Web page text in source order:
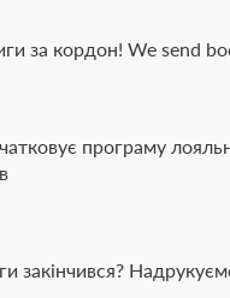
за кордон! We send
програму
закінчився?